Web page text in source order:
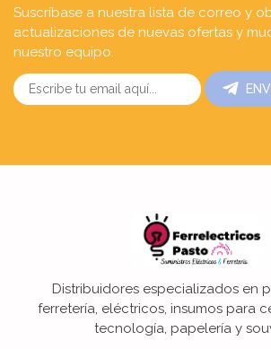
Suscríbase a nuestra lista de correo y
actualizaciones de nuevas ofertas y
nuestro equipo.
Distribuidores especializados en
ferretería, eléctricos, insumos para
tecnología, papelería y